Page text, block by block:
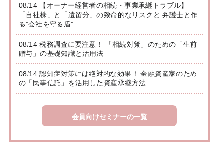
08/14 【オーナー経営者の相続・事業承継トラブル】
「自社株」と「遺留分」の致命的なリスクと 弁護士と作
る”会社を守る盾”
08/14 税務調査に要注意！ 「相続対策」のための「生前
贈与」の基礎知識と活用法
08/14 認知症対策には絶対的な効果！ 金融資産家のため
の「民事信託」を活用した資産承継方法
会員向けセミナーの一覧